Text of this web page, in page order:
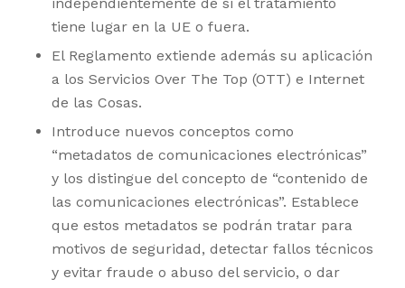
independientemente de si el tratamiento
tiene lugar en la UE o fuera.
El Reglamento extiende además su aplicación
a los Servicios Over The Top (OTT) e Internet
de las Cosas.
Introduce nuevos conceptos como
“metadatos de comunicaciones electrónicas”
y los distingue del concepto de “contenido de
las comunicaciones electrónicas”. Establece
que estos metadatos se podrán tratar para
motivos de seguridad, detectar fallos técnicos
y evitar fraude o abuso del servicio, o dar